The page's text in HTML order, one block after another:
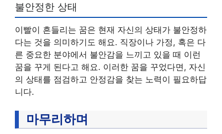
불안정한 상태
이빨이 흔들리는 꿈은 현재 자신의 상태가 불안정하
다는 것을 의미하기도 해요. 직장이나 가정, 혹은 다
른 중요한 분야에서 불안감을 느끼고 있을 때 이런
꿈을 꾸게 된다고 해요. 이러한 꿈을 꾸었다면, 자신
의 상태를 점검하고 안정감을 찾는 노력이 필요하답
니다.
마무리하며